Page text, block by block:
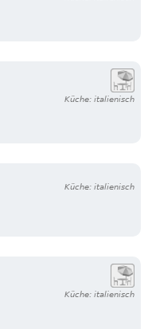
Küche: italienisch
Küche: italienisch
Küche: italienisch